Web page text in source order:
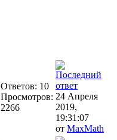
Ответов: 10
Просмотров:
2266
24 Апреля
2019,
19:31:07
от MaxMath